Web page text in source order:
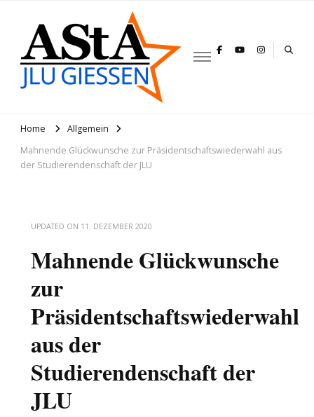
Home
Allgemein
Mahnende Glückwunsche zur Präsidentschaftswiederwahl aus
der Studierendenschaft der JLU
UPDATED ON 11. DEZEMBER 2020
Mahnende Glückwunsche
zur
Präsidentschaftswiederwahl
aus der
Studierendenschaft der
JLU